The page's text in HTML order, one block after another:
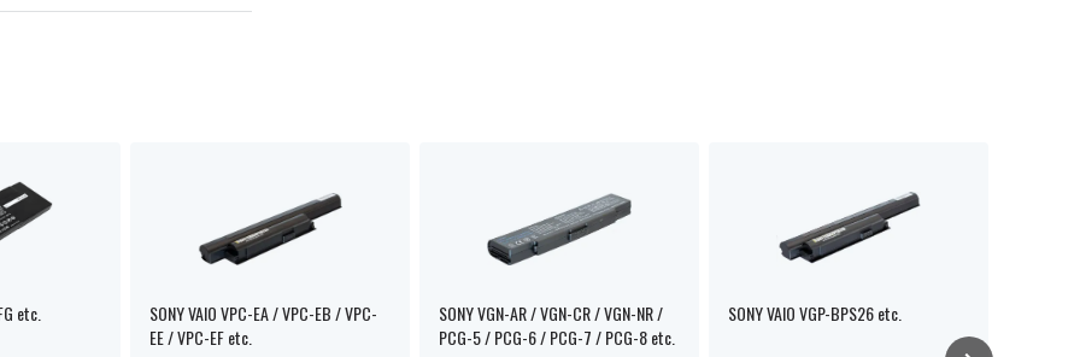
etc.
SONY VAIO VPC-EA / VPC-EB / VPC-
EE / VPC-EF etc.
SONY VGN-AR / VGN-CR / VGN-NR /
PCG-5 / PCG-6 / PCG-7 / PCG-8 etc.
SONY VAIO VGP-BPS26 etc.